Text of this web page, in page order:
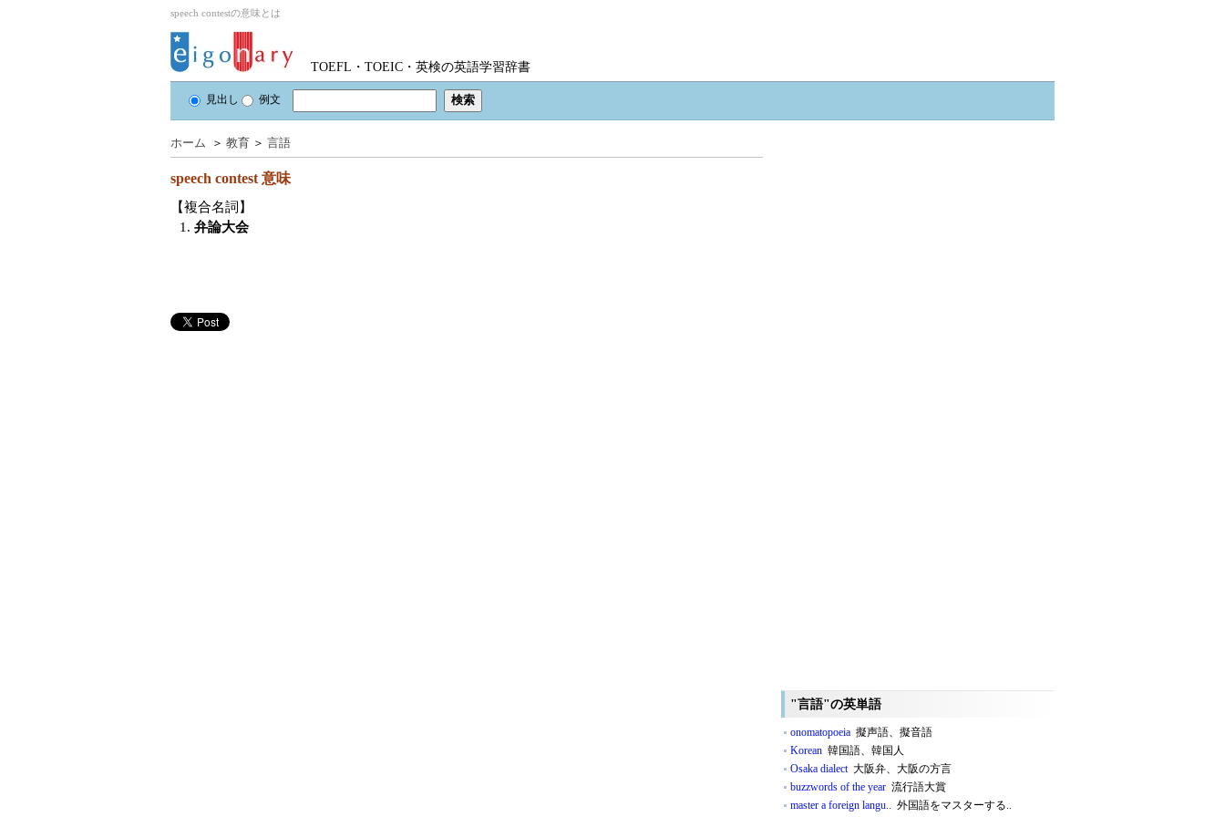
speech contestの意味とは
TOEFL・TOEIC・英検の英語学習辞書
見出し 例文
ホーム ＞ 教育 ＞ 言語
speech contest 意味
【複合名詞】
1. 弁論大会
"言語"の英単語
onomatopoeia 擬声語、擬音語
Korean 韓国語、韓国人
Osaka dialect大阪弁、大阪の方言
buzzwords of the year 流行語大賞
master a foreign langu.. 外国語をマスターする..